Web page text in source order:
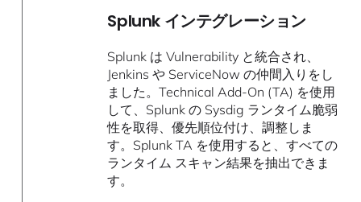
Splunk インテグレーション
Splunk は Vulnerability と統合され、
Jenkins や ServiceNow の仲間入りをし
ました。Technical Add-On (TA) を使用
して、Splunk の Sysdig ランタイム脆弱
性を取得、優先順位付け、調整しま
す。Splunk TA を使用すると、すべての
ランタイム スキャン結果を抽出できま
す。